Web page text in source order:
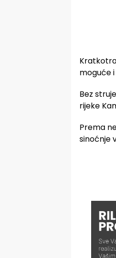
moguće
Bez
rijeke
Prema
sinoćnje